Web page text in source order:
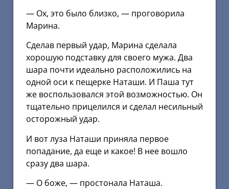
— Ох, это было близко, — проговорила
Марина.
Сделав первый удар, Марина сделала
хорошую подставку для своего мужа. Два
шара почти идеально расположились на
одной оси к пещерке Наташи. И Паша тут
же воспользовался этой возможностью. Он
тщательно прицелился и сделал несильный
осторожный удар.
И вот луза Наташи приняла первое
попадание, да еще и какое! В нее вошло
сразу два шара.
— О боже, — простонала Наташа.